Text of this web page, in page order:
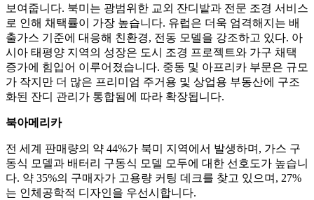
보여줍니다. 북미는 광범위한 교외 잔디밭과 전문 조경 서비스
로 인해 채택률이 가장 높습니다. 유럽은 더욱 엄격해지는 배
출가스 기준에 대응해 친환경, 전동 모델을 강조하고 있다. 아
시아 태평양 지역의 성장은 도시 조경 프로젝트와 가구 채택
증가에 힘입어 이루어졌습니다. 중동 및 아프리카 부문은 규모
가 작지만 더 많은 프리미엄 주거용 및 상업용 부동산에 구조
화된 잔디 관리가 통합됨에 따라 확장됩니다.
북아메리카
전 세계 판매량의 약 44%가 북미 지역에서 발생하며, 가스 구
동식 모델과 배터리 구동식 모델 모두에 대한 선호도가 높습니
다. 약 35%의 구매자가 고용량 커팅 데크를 찾고 있으며, 27%
는 인체공학적 디자인을 우선시합니다.